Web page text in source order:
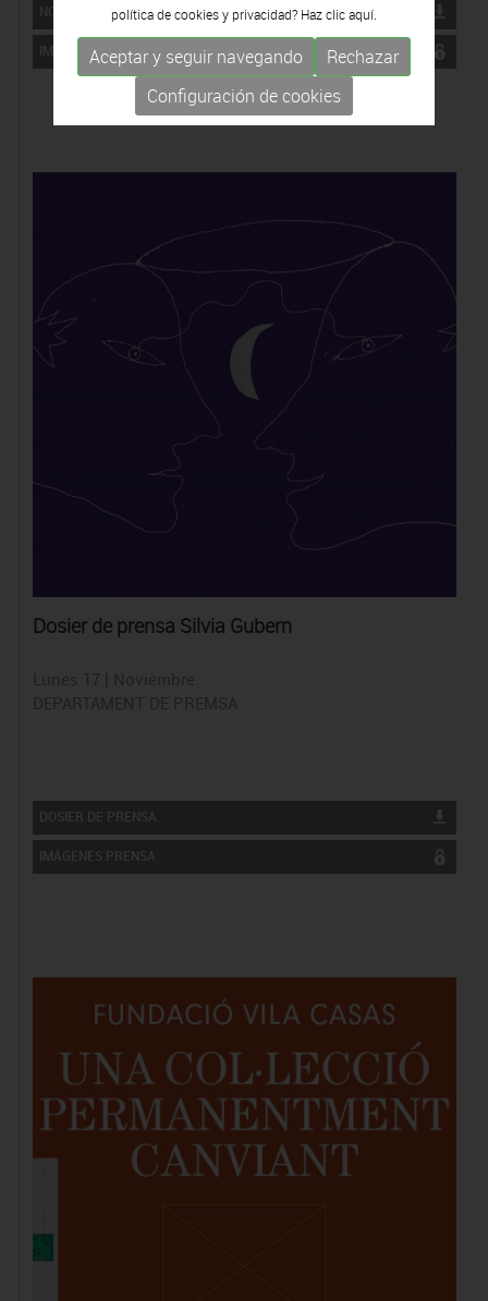
NOTA DE PRENSA
IMÁGENES
Dosier de prensa Silvia Gubern
DOSIER DE PRENSA
IMÁGENES PRENSA
política de cookies y privacidad? Haz clicaquí.
Aceptar y seguir navegando
Rechazar
Configuración de cookies